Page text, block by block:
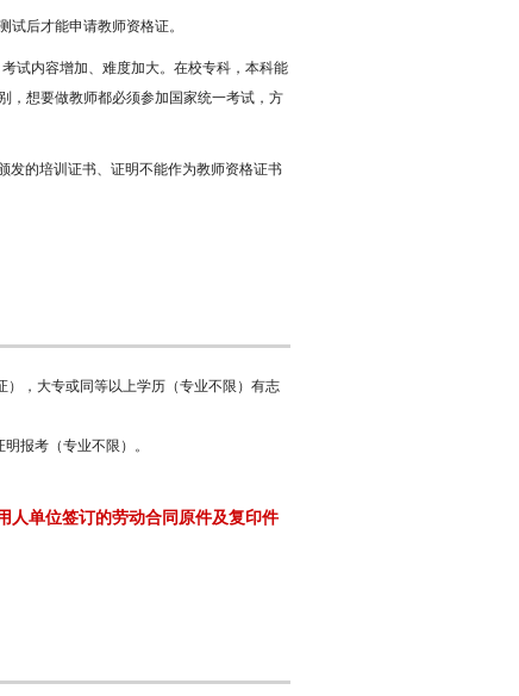
后才能申请教师资格证。
内容增加、难度加大。在校专科，本科能
，想要做教师都必须参加国家统一考试，方
的培训证书、证明不能作为教师资格证书
，大专或同等以上学历（专业不限）有志
报考（专业不限）。
人单位签订的劳动合同原件及复印件